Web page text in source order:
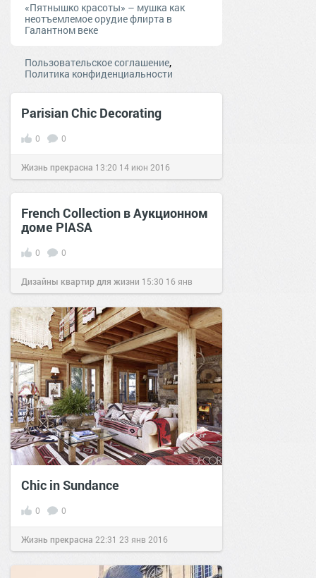
«Пятнышко красоты» – мушка как
неотъемлемое орудие флирта в
Галантном веке
Пользовательское соглашение,
Политика конфиденциальности
Parisian Chic Decorating
0 0
Жизнь прекрасна 13:20 14 июн 2016
French Collection в Аукционном
доме PIASA
0 0
Дизайны квартир для жизни 15:30 16 янв
2020
Chic in Sundance
0 0
Жизнь прекрасна 22:31 23 янв 2016